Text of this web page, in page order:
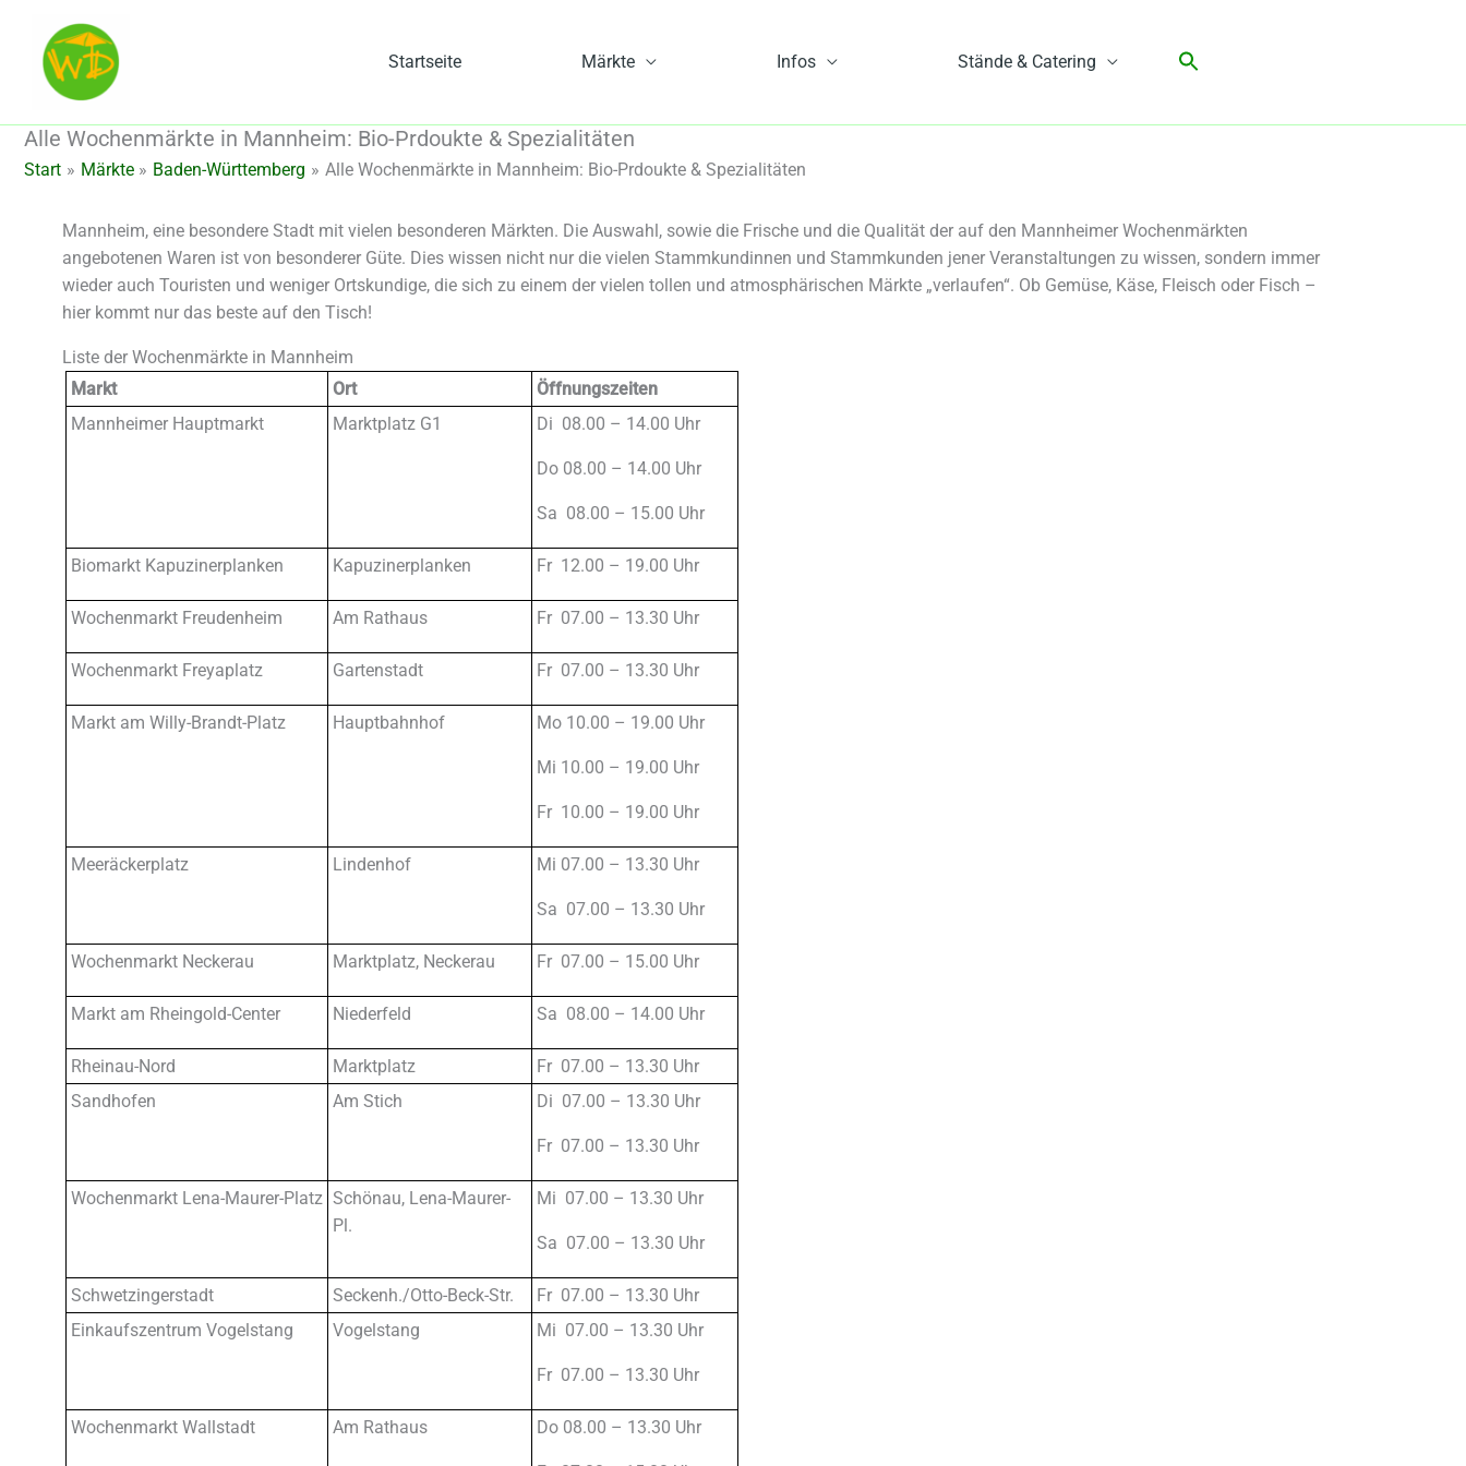
springen
Startseite Märkte Infos Stände & Catering
Alle Wochenmärkte in Mannheim: Bio-Prdoukte & Spezialitäten
Start Märkte Baden-Württemberg Alle Wochenmärkte in Mannheim: Bio-Prdoukte & Spezialitäten
Mannheim, eine besondere Stadt mit vielen besonderen Märkten. Die Auswahl, sowie die Frische und die Qualität der auf den Mannheimer Wochenmärkten
angebotenen Waren ist von besonderer Güte. Dies wissen nicht nur die vielen Stammkundinnen und Stammkunden jener Veranstaltungen zu wissen, sondern immer
wieder auch Touristen und weniger Ortskundige, die sich zu einem der vielen tollen und atmosphärischen Märkte „verlaufen“. Ob Gemüse, Käse, Fleisch oder Fisch –
hier kommt nur das beste auf den Tisch!
Liste der Wochenmärkte in Mannheim
Markt
Ort
Öffnungszeiten
Mannheimer Hauptmarkt
Marktplatz G1 Di 08.00 – 14.00 Uhr
Do 08.00 – 14.00 Uhr
Sa 08.00 – 15.00 Uhr
Biomarkt Kapuzinerplanken Kapuzinerplanken Fr 12.00 – 19.00 Uhr
Wochenmarkt Freudenheim Am Rathaus Fr 07.00 – 13.30 Uhr
Wochenmarkt Freyaplatz Gartenstadt Fr 07.00 – 13.30 Uhr
Markt am Willy-Brandt-Platz Hauptbahnhof Mo 10.00 – 19.00 Uhr
Mi 10.00 – 19.00 Uhr
Fr 10.00 – 19.00 Uhr
Meeräckerplatz Lindenhof Mi 07.00 – 13.30 Uhr
Sa 07.00 – 13.30 Uhr
Wochenmarkt Neckerau Marktplatz, Neckerau Fr 07.00 – 15.00 Uhr
Markt am Rheingold-Center Niederfeld Sa 08.00 – 14.00 Uhr
Rheinau-Nord Marktplatz
Fr 07.00 – 13.30 Uhr
Sandhofen
Am Stich Di 07.00 – 13.30 Uhr
Fr 07.00 – 13.30 Uhr
Wochenmarkt Lena-Maurer-Platz Schönau, Lena-Maurer-
Pl.
Mi 07.00 – 13.30 Uhr
Sa 07.00 – 13.30 Uhr
Schwetzingerstadt Seckenh./Otto-Beck-Str.
Fr 07.00 – 13.30 Uhr
Einkaufszentrum Vogelstang
Vogelstang Mi 07.00 – 13.30 Uhr
Fr 07.00 – 13.30 Uhr
Wochenmarkt Wallstadt Am Rathaus Do 08.00 – 13.30 Uhr